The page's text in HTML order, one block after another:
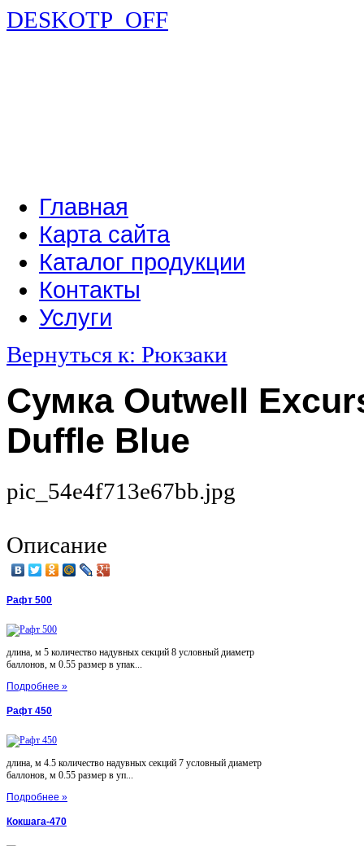
DESKOTP_OFF
Главная
Карта сайта
Каталог продукции
Контакты
Услуги
Вернуться к: Рюкзаки
Сумка Outwell
Duffle Blue
pic_54e4f713e67bb.jpg
Описание
Рафт 500
длина, м 5 количество надувных секций 8 условный диаметр
баллонов, м 0.55 размер в упак...
Подробнее »
Рафт 450
длина, м 4.5 количество надувных секций 7 условный диаметр
баллонов, м 0.55 размер в уп...
Подробнее »
Кокшага-470